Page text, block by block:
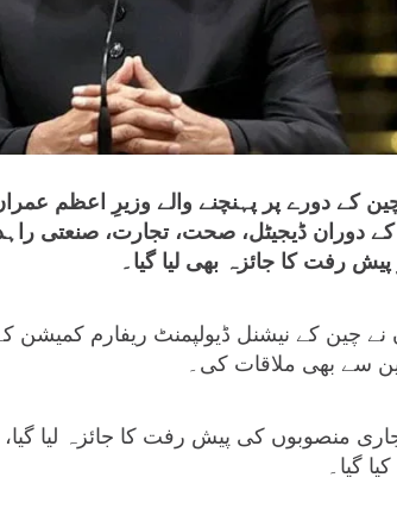
کے دورے پر پہنچنے والے وزیرِ اعظم
دوران ڈیجیٹل، صحت، تجارت، صنعتی
رفت کا جائزہ بھی لیا گیا۔
نے چین کے نیشنل ڈیولپمنٹ ریفارم کمیشن
سے بھی ملاقات کی۔
منصوبوں کی پیش رفت کا جائزہ لیا
گیا۔